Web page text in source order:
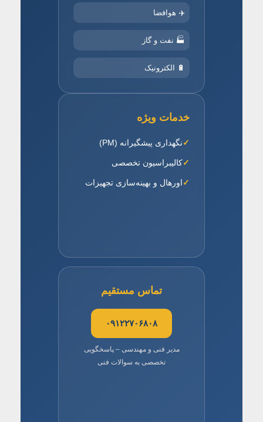
✈️ هوافضا
🏭 نفت و گاز
🔋 الکترونیک
خدمات ویژه
نگهداری پیشگیرانه (PM)
کالیبراسیون تخصصی
اورهال و بهینه‌سازی تجهیزات
تماس مستقیم
۰۹۱۲۲۷۰۶۸۰۸
مدیر فنی و مهندسی – پاسخگویی
تخصصی به سوالات فنی